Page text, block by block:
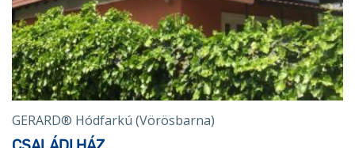
GERARD® Hódfarkú (Vörösbarna)